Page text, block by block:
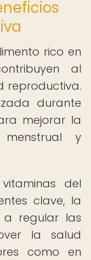
rico en
al
reproductiva.
durante
mejorar la
y
del
clave, la
regular las
la salud
como en